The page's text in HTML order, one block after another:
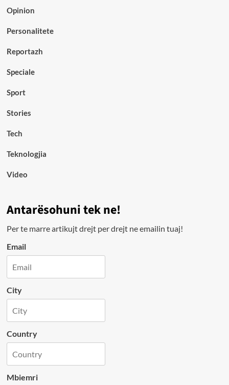
Opinion
Personalitete
Reportazh
Speciale
Sport
Stories
Tech
Teknologjia
Video
Antarësohuni tek ne!
Per te marre artikujt drejt per drejt ne emailin tuaj!
Email
City
Country
Mbiemri